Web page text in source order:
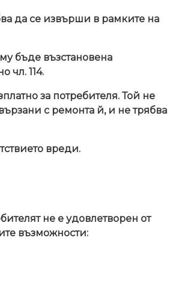
да се извърши в рамките на
бъде възстановена
чл. 114.
за потребителя. Той не
с ремонта й, и не трябва
вреди.
не е удовлетворен от
възможности: